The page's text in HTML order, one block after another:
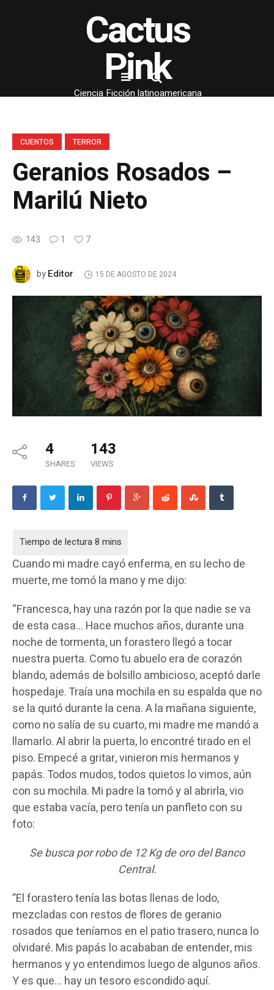
Cactus
Pink
Ciencia Ficción latinoamericana
CUENTOS TERROR
Geranios Rosados –
Marilú Nieto
143 1 7
byEditor 15 DE AGOSTO DE 2024
4
SHARES
143
VIEWS
Cuando mi madre cayó enferma, en su lecho de
muerte, me tomó la mano y me dijo:
“Francesca, hay una razón por la que nadie se va
de esta casa… Hace muchos años, durante una
noche de tormenta, un forastero llegó a tocar
nuestra puerta. Como tu abuelo era de corazón
blando, además de bolsillo ambicioso, aceptó darle
hospedaje. Traía una mochila en su espalda que no
se la quitó durante la cena. A la mañana siguiente,
como no salía de su cuarto, mi madre me mandó a
llamarlo. Al abrir la puerta, lo encontré tirado en el
piso. Empecé a gritar, vinieron mis hermanos y
papás. Todos mudos, todos quietos lo vimos, aún
con su mochila. Mi padre la tomó y al abrirla, vio
que estaba vacía, pero tenía un panfleto con su
foto:
Se busca por robo de 12 Kg de oro del Banco
Central.
”El forastero tenía las botas llenas de lodo,
mezcladas con restos de flores de geranio
rosados que teníamos en el patio trasero, nunca lo
olvidaré. Mis papás lo acababan de entender, mis
hermanos y yo entendimos luego de algunos años.
Y es que… hay un tesoro escondido aquí.